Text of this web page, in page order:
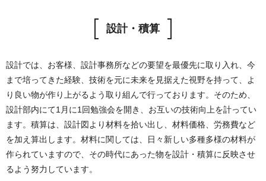
設計・積算
設計では、お客様、設計事務所などの要望を最優先に取り入れ、今
まで培ってきた経験、技術を元に未来を見据えた視野を持って、よ
り良い物が作り上がるよう取り組んで行っております。そのため、
設計部内にて1月に1回勉強会を開き、お互いの技術向上を計ってい
ます。積算は、設計図より材料を拾い出し、材料価格、労務費など
を加え算出します。材料に関しては、日々新しい多種多様の材料が
作られていますので、その時代にあった物を設計・積算に反映させ
るよう努力しています。